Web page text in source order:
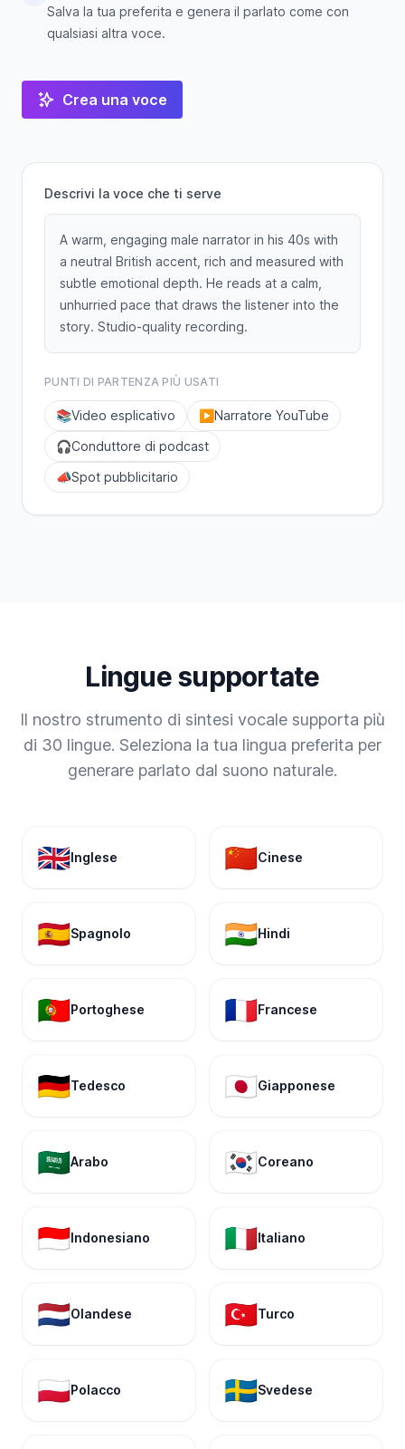
Salva la tua preferita e genera il parlato come con
qualsiasi altra voce.
Crea una voce
Descrivi la voce che ti serve
A warm, engaging male narrator in his 40s with
a neutral British accent, rich and measured with
subtle emotional depth. He reads at a calm,
unhurried pace that draws the listener into the
story. Studio-quality recording.
PUNTI DI PARTENZA PIÙ USATI
📚Video esplicativo ▶️ Narratore YouTube
🎧Conduttore di podcast
📣Spot pubblicitario
Lingue supportate
Il nostro strumento di sintesi vocale supporta più
di 30 lingue. Seleziona la tua lingua preferita per
generare parlato dal suono naturale.
🇬🇧Inglese 🇨🇳Cinese
🇪🇸Spagnolo 🇮🇳Hindi
🇵🇹Portoghese 🇫🇷Francese
🇩🇪Tedesco 🇯🇵Giapponese
🇸🇦Arabo 🇰🇷Coreano
🇮🇩Indonesiano 🇮🇹Italiano
🇳🇱Olandese 🇹🇷Turco
🇵🇱Polacco 🇸🇪Svedese